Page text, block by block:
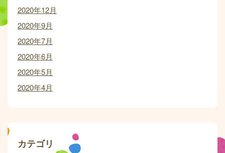
2020年12月
2020年9月
2020年7月
2020年6月
2020年5月
2020年4月
カテゴリ